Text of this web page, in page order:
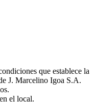
que establece la
J. Marcelino Igoa S.A.
el local.